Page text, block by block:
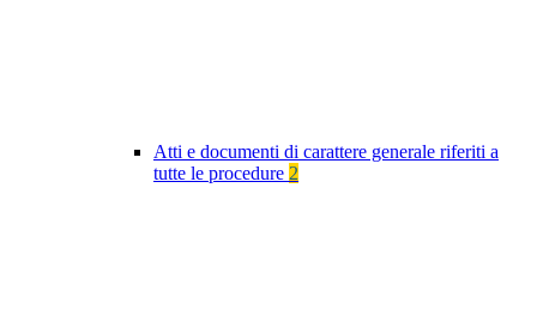
Atti e documenti di carattere generale riferiti a
tutte le procedure 2